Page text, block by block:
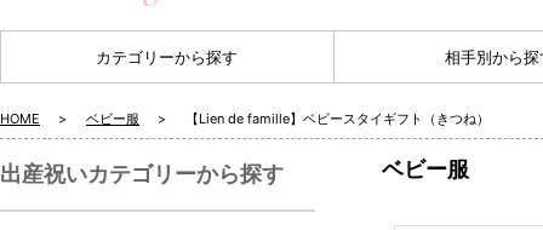
カテゴリーから探す 相手別から探
HOME ベビー服 【Lien de famille】ベビースタイギフト（きつね）
ベビー服
出産祝いカテゴリーから探す